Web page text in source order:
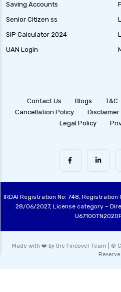
Saving Accounts
Senior Citizen ss
SIP Calculator 2024
UAN Login
Contact Us Blogs T&C
Cancellation Policy
Disclaimer
Legal Policy
IRDAI Registration No: 748, Registration
28/06/2027, License category –
Made with ❤️ by the Fincover Team | ©